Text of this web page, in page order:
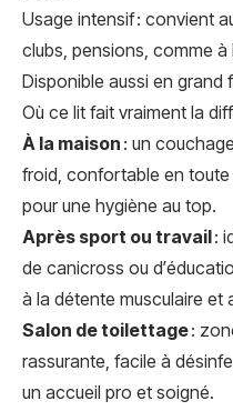
Usage intensif : convient
clubs, pensions, comme à
Disponible aussi en grand
Où ce lit fait vraiment la
À la maison : un
froid, confortable en
pour une hygiène au top.
Après sport ou travail:
de canicross ou
à la détente musculaire et
Salon de toilettage:
rassurante, facile à
un accueil pro et soigné.